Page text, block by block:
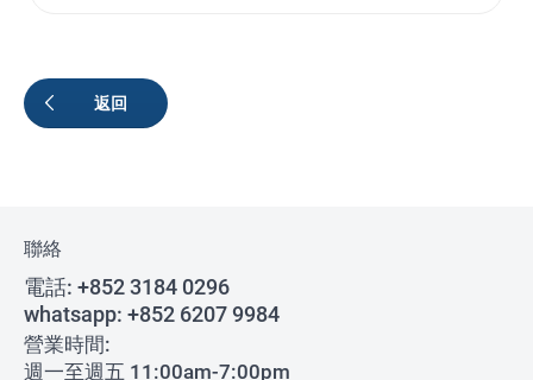
返回
聯絡
電話: +852 3184 0296
whatsapp: +852 6207 9984
營業時間:
週一至週五 11:00am-7:00pm